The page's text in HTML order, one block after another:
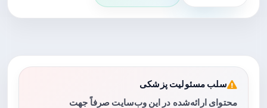
سلب مسئولیت پزشکی
محتوای ارائه‌شده در این وب‌سایت صرفاً جهت